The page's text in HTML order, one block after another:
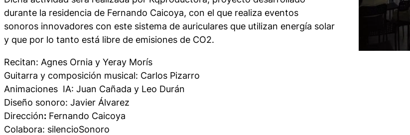
durante la residencia de Fernando Caicoya, con el que realiza eventos
sonoros innovadores con este sistema de auriculares que utilizan energía solar
y que por lo tanto está libre de emisiones de CO2.
Recitan: Agnes Ornia y Yeray Morís
Guitarra y composición musical: Carlos Pizarro
Animaciones IA: Juan Cañada y Leo Durán
Diseño sonoro: Javier Álvarez
Dirección: Fernando Caicoya
Colabora: silencioSonoro